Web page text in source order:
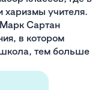
харизмы учителя.
Сартан
в котором
тем больше